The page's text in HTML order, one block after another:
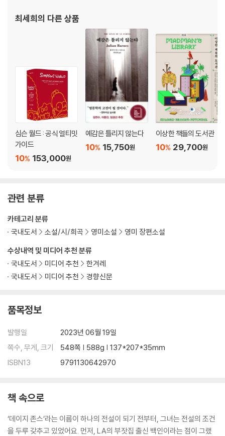
최세희의 다른 상품
심슨 월드 : 공식 얼티밋
가이드
153,000원
10%
예감은 틀리지 않는다
15,750원
10%
이상한 책들의 도서관
29,700원
10%
관련 분류
수상내역 및 미디어 추천 분류
국내도서
미디어 추천
한겨레
국내도서
미디어 추천 경향신문
카테고리 분류
국내도서
소설/시/희곡 영미소설 영미 장편소설
품목정보
발행일
2023년 06월 19일
쪽수, 무게, 크기
548쪽 | 588g | 137*207*35mm
ISBN13
9791130642970
책 속으로
‘데이지 존스’라는 이름이 하나의 전설이 되기 전부터, 그녀는 전설의 조건
을 두루 갖추고 있었어요. 먼저, LA의 부잣집 출신 백인이라는 점이 그랬